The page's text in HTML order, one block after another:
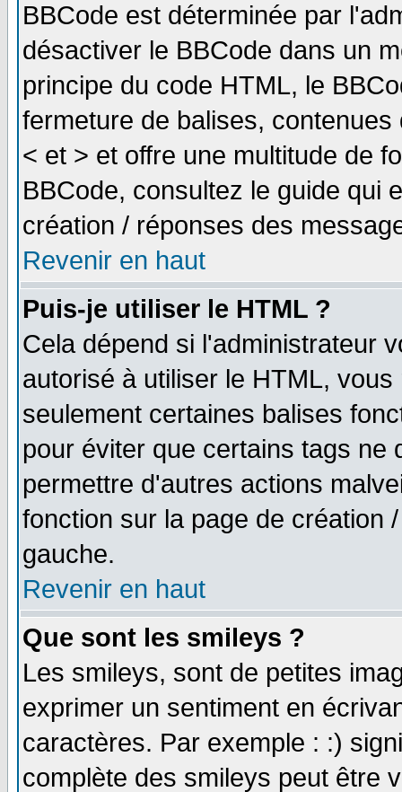
BBCode est déterminée par
désactiver le BBCode dans un
principe du code HTML, le
fermeture de balises,
< et > et offre une multitude de
BBCode, consultez le guide qui
création / réponses des
Revenir en haut
Puis-je utiliser le HTML ?
Cela dépend si l'administrateur
autorisé à utiliser le HTML,
seulement certaines balises
pour éviter que certains tags ne
permettre d'autres actions
fonction sur la page de création
gauche.
Revenir en haut
Que sont les smileys ?
Les smileys, sont de petites
exprimer un sentiment en
caractères. Par exemple : :)
complète des smileys peut être